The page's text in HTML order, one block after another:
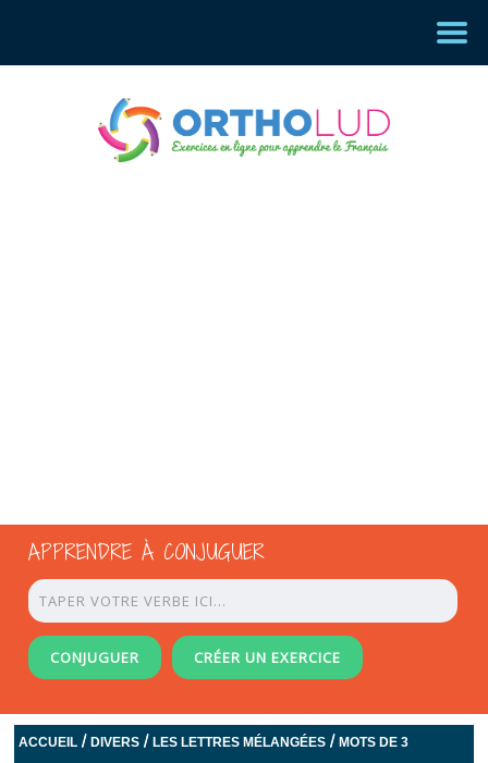
APPRENDRE À CONJUGUER
CONJUGUER CRÉER UN EXERCICE
ACCUEIL /DIVERS /LES LETTRES MÉLANGÉES /MOTS DE 3